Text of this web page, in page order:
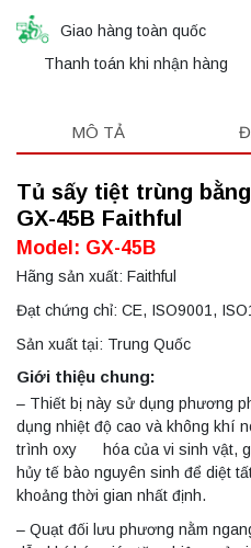
Giao hàng toàn quốc
Thanh toán khi nhận hàng
MÔ TẢ
Tủ sấy tiệt trùng
GX-45B Faithful
Model: GX-45B
Hãng sản xuất: Faithful
Đạt chứng chỉ: CE, ISO9001,
Sản xuất tại: Trung Quốc
Giới thiệu chung:
– Thiết bị này sử dụng phương
dụng nhiệt độ cao và không khí
trình oxy hóa của vi sinh vật,
hủy tế bào nguyên sinh để diệt
khoảng thời gian nhất định.
– Quạt đối lưu phương nằm